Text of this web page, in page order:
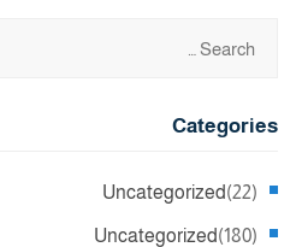
Categories
Uncategorized (22)
Uncategorized (180)